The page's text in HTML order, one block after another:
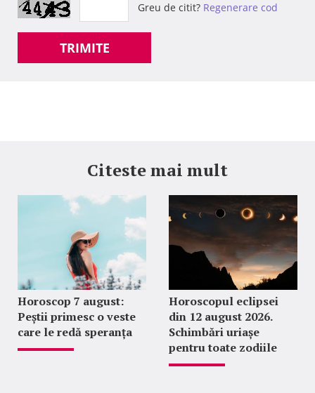
Greu de citit? Regenerare cod
TRIMITE
Citeste mai mult
Horoscop 7 august:
Peștii primesc o veste
care le redă speranța
Horoscopul eclipsei
din 12 august 2026.
Schimbări uriașe
pentru toate zodiile